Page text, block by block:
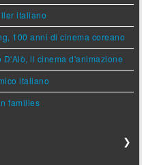
italiano
100 anni di cinema coreano
D'Alò, il cinema d'animazione
italiano
families
❯